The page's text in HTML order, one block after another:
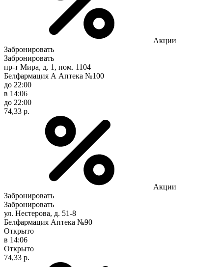
Акции
Забронировать
Забронировать
пр-т Мира, д. 1, пом. 1104
Белфармация А Аптека №100
до 22:00
в 14:06
до 22:00
74,33 р.
Акции
Забронировать
Забронировать
ул. Нестерова, д. 51-8
Белфармация Аптека №90
Открыто
в 14:06
Открыто
74,33 р.